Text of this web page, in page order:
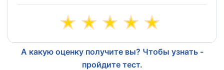
А какую оценку получите вы? Чтобы узнать -
пройдите тест.